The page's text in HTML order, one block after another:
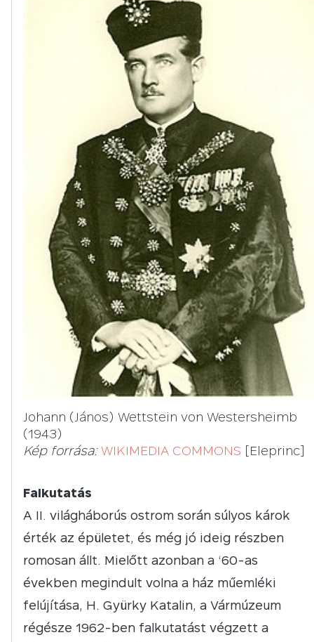
Johann (János) Wettstein von Westersheimb
(1943)
Kép forrása: WIKIMEDIA COMMONS [Eleprinc]
Falkutatás
A II. világháborús ostrom során súlyos károk
érték az épületet, és még jó ideig részben
romosan állt. Mielőtt azonban a ‘60-as
években megindult volna a ház műemléki
felújítása, H. Gyürky Katalin, a Vármúzeum
régésze 1962-ben falkutatást végzett a